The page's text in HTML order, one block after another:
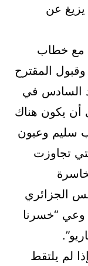
يزيغ عن
مع خطاب
المقترح
السادس في
أن يكون هناك
سليم وعيون
تجاوزت
الجزائري
وعي “خسرنا
لم يلتقط